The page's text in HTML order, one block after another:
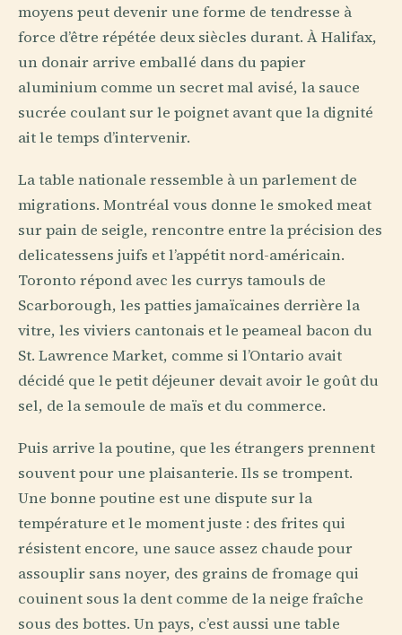
moyens peut devenir une forme de tendresse à
force d’être répétée deux siècles durant. À Halifax,
un donair arrive emballé dans du papier
aluminium comme un secret mal avisé, la sauce
sucrée coulant sur le poignet avant que la dignité
ait le temps d’intervenir.
La table nationale ressemble à un parlement de
migrations. Montréal vous donne le smoked meat
sur pain de seigle, rencontre entre la précision des
delicatessens juifs et l’appétit nord-américain.
Toronto répond avec les currys tamouls de
Scarborough, les patties jamaïcaines derrière la
vitre, les viviers cantonais et le peameal bacon du
St. Lawrence Market, comme si l’Ontario avait
décidé que le petit déjeuner devait avoir le goût du
sel, de la semoule de maïs et du commerce.
Puis arrive la poutine, que les étrangers prennent
souvent pour une plaisanterie. Ils se trompent.
Une bonne poutine est une dispute sur la
température et le moment juste : des frites qui
résistent encore, une sauce assez chaude pour
assouplir sans noyer, des grains de fromage qui
couinent sous la dent comme de la neige fraîche
sous des bottes. Un pays, c’est aussi une table